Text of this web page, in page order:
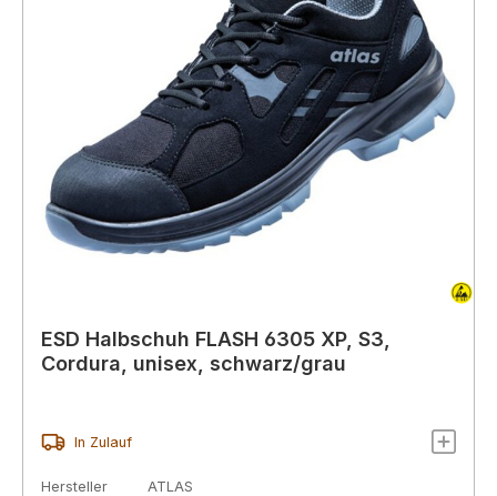
ESD Halbschuh FLASH 6305 XP, S3,
Cordura, unisex, schwarz/grau
In Zulauf
Hersteller
ATLAS